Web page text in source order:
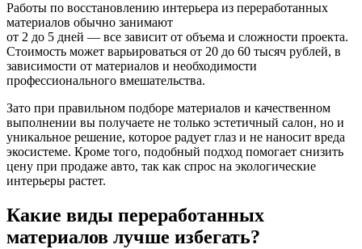
Работы по восстановлению интерьера из переработанных
материалов обычно занимают
от 2 до 5 дней — все зависит от объема и сложности проекта.
Стоимость может варьироваться от 20 до 60 тысяч рублей, в
зависимости от материалов и необходимости
профессионального вмешательства.
Зато при правильном подборе материалов и качественном
выполнении вы получаете не только эстетичный салон, но и
уникальное решение, которое радует глаз и не наносит вреда
экосистеме. Кроме того, подобный подход помогает снизить
цену при продаже авто, так как спрос на экологические
интерьеры растет.
Какие виды переработанных
материалов лучше избегать?